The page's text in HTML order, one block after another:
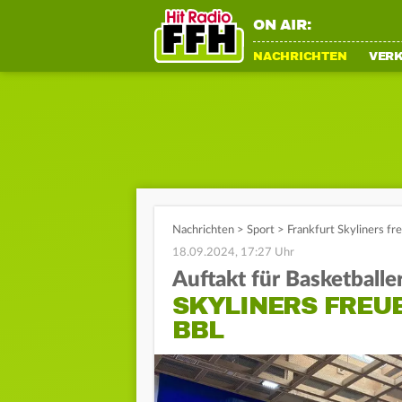
ON AIR:
NACHRICHTEN
Nachrichten > Sport > Frankfurt Skyliners
18.09.2024, 17:27 Uhr
Auftakt für
SKYLINERS
BBL